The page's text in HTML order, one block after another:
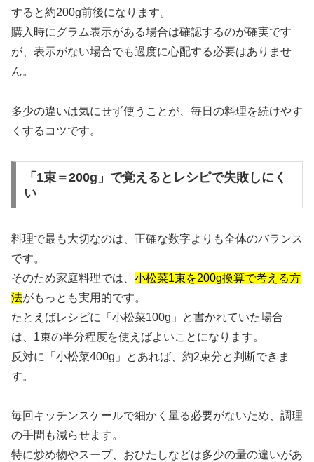
すると約200g前後になります。
購入時にグラム表示がある場合は確認するのが確実です
が、表示がない場合でも過度に心配する必要はありませ
ん。
多少の違いは気にせず使うことが、毎日の料理を続けやす
くするコツです。
「1束＝200g」で覚えるとレシピで失敗しにく
い
料理で最も大切なのは、正確な数字よりも全体のバランス
です。
そのため家庭料理では、 小松菜1束を200g換算で考える方
法がもっとも実用的です。
たとえばレシピに「小松菜100g」と書かれていた場合
は、1束の半分程度を使えばよいことになります。
反対に「小松菜400g」とあれば、約2束分と判断できま
す。
毎回キッチンスケールで細かく量る必要がないため、調理
の手間も減らせます。
特に炒め物やスープ、おひたしなどは多少の量の違いがあ